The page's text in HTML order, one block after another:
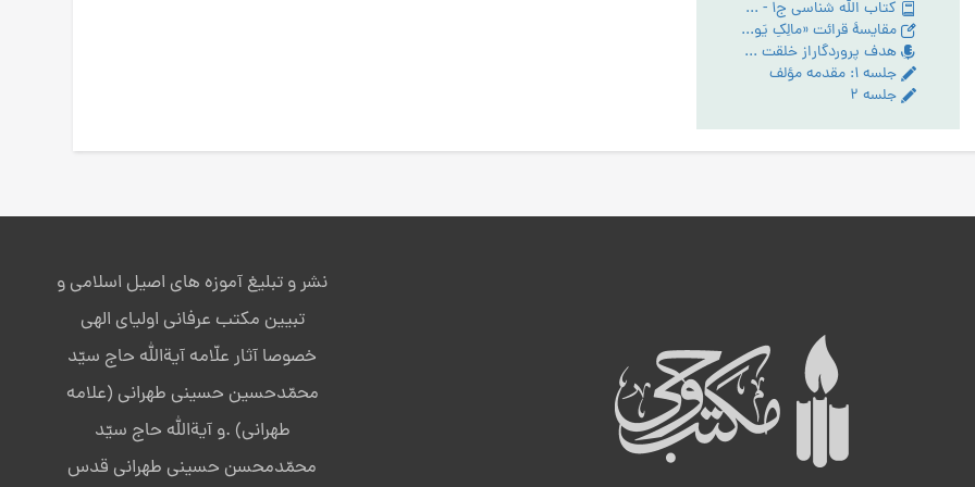
کتاب الله شناسی ج1 - PDF
مقایسۀ قرائت «مالِکِ یَومِ الدّین» و «مَلِکِ یَومِ الدّین» در سورۀ حمد
هدف پروردگاراز خلقت انسان - تبیین مقام عبودیت- آیین رستگاری ج:1
جلسه ۱: مقدمه مؤلف
جلسه ۲
نشر و تبلیغ آموزه های اصیل اسلامی و
تبیین مکتب عرفانی اولیای الهی
خصوصا آثار علّامه آیةالله حاج سیّد
محمّدحسین حسینی طهرانی (علامه
طهرانی) .و آیةالله حاج سیّد
محمّدمحسن حسینی طهرانی قدس